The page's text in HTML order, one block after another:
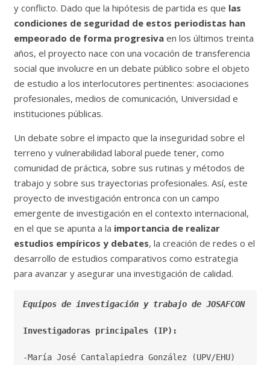
y conflicto. Dado que la hipótesis de partida es que las
condiciones de seguridad de estos periodistas han
empeorado de forma progresivaen los últimos treinta
años, el proyecto nace con una vocación de transferencia
social que involucre en un debate público sobre el objeto
de estudio a los interlocutores pertinentes: asociaciones
profesionales, medios de comunicación, Universidad e
instituciones públicas.
Un debate sobre el impacto que la inseguridad sobre el
terreno y vulnerabilidad laboral puede tener, como
comunidad de práctica, sobre sus rutinas y métodos de
trabajo y sobre sus trayectorias profesionales. Así, este
proyecto de investigación entronca con un campo
emergente de investigación en el contexto internacional,
en el que se apunta a la importancia de realizar
estudios empíricos y debates, la creación de redes o el
desarrollo de estudios comparativos como estrategia
para avanzar y asegurar una investigación de calidad.
Equipos de investigación y trabajo de JOSAFCON
Investigadoras principales (IP):
-María José Cantalapiedra González (UPV/EHU)